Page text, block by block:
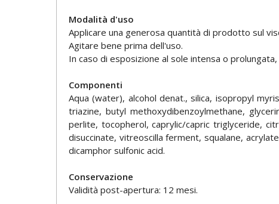
Modalità d'uso
Applicare una generosa quantità di prodotto sul
Agitare bene prima dell'uso.
In caso di esposizione al sole intensa o
Componenti
Aqua (water), alcohol denat., silica, isopropyl
triazine, butyl methoxydibenzoylmethane,
perlite, tocopherol, caprylic/capric triglyceride,
disuccinate, vitreoscilla ferment, squalane,
dicamphor sulfonic acid.
Conservazione
Validità post-apertura: 12 mesi.